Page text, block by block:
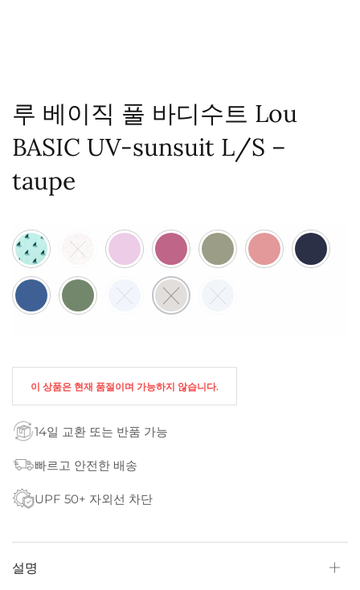
루 베이직 풀 바디수트 Lou
BASIC UV-sunsuit L/S –
taupe
이 상품은 현재 품절이며 가능하지 않습니다.
14일 교환 또는 반품 가능
빠르고 안전한 배송
UPF 50+ 자외선 차단
설명